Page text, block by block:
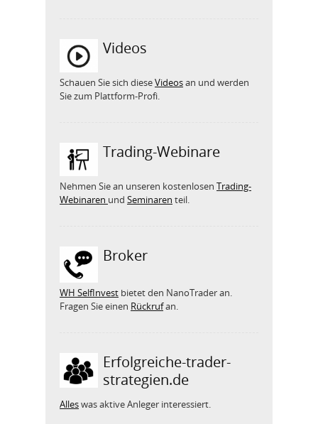
Videos
Schauen Sie sich dieseVideosan und werden
Sie zum Plattform-Profi.
Trading-Webinare
Nehmen Sie an unseren kostenlosen Trading-
Webinaren und Seminaren teil.
Broker
WH SelfInvest bietet den NanoTrader an.
Fragen Sie einen Rückrufan.
Erfolgreiche-trader-
strategien.de
Alleswas aktive Anleger interessiert.